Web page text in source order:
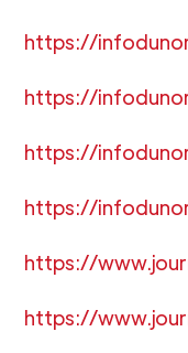
https://
https://
https://
https://
https://
https://